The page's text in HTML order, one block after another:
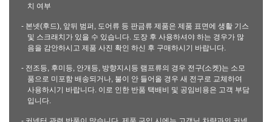
치 여부
- 본넷(후드), 앞뒤 범퍼, 도어류 등 판금류 제품은 제품 표면에 생활 기스
및 스크래치가 있을 수 있습니다. 도장 후 사용하셔야 하는 경우가 많
음을 감안하시고 제품 사진 확인 하신 후 구매하시기 바랍니다.
- 전조등, 후미등, 안개등, 방향지시등 램프류의 경우 전구(소켓)는 소모
품으로 미포함 배송되거나, 불이 안 들어올 경우 새 전구로 교체하여
사용하시기 바랍니다. 이로 인한 반품 택배비 및 공임비용은 고객 부담
입니다.